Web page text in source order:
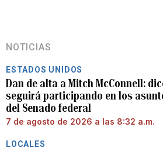
NOTICIAS
ESTADOS UNIDOS
Dan de alta a Mitch McConnell:
seguirá participando en los
del Senado federal
7 de agosto de 2026 a las 8:32 a.m.
LOCALES